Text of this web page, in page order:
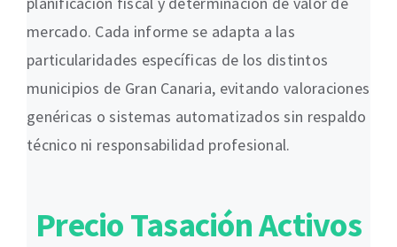
mercado. Cada informe se adapta a las
particularidades específicas de los distintos
municipios de Gran Canaria, evitando valoraciones
genéricas o sistemas automatizados sin respaldo
técnico ni responsabilidad profesional.
Precio Tasación Activos